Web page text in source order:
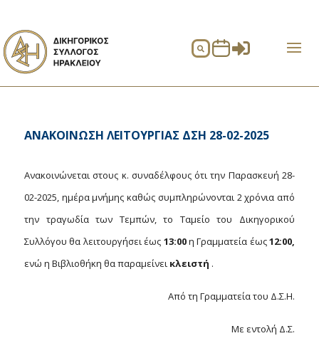
 
ΑΝΑΚΟΙΝΩΣΗ ΛΕΙΤΟΥΡΓΙΑΣ ΔΣΗ 28-02-2025
Ανακοινώνεται στους κ. συναδέλφους ότι την Παρασκευή 28-
02-2025, ημέρα μνήμης καθώς συμπληρώνονται 2 χρόνια από
την τραγωδία των Τεμπών, το Ταμείο του Δικηγορικού
Συλλόγου θα λειτουργήσει έως 13:00η Γραμματεία έως12:00,
ενώ η Βιβλιοθήκη θα παραμείνει κλειστή .
Από τη Γραμματεία του Δ.Σ.Η.
Με εντολή Δ.Σ.